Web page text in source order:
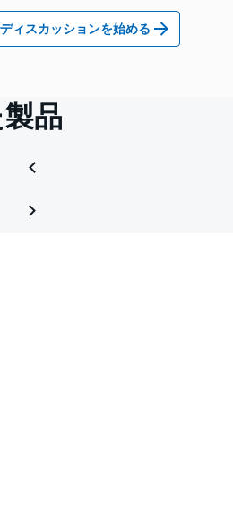
ィスカッションを始める
品